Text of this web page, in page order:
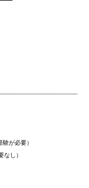
験が必要）
なし）